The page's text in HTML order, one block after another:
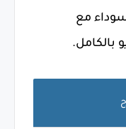
مع
بالكامل.